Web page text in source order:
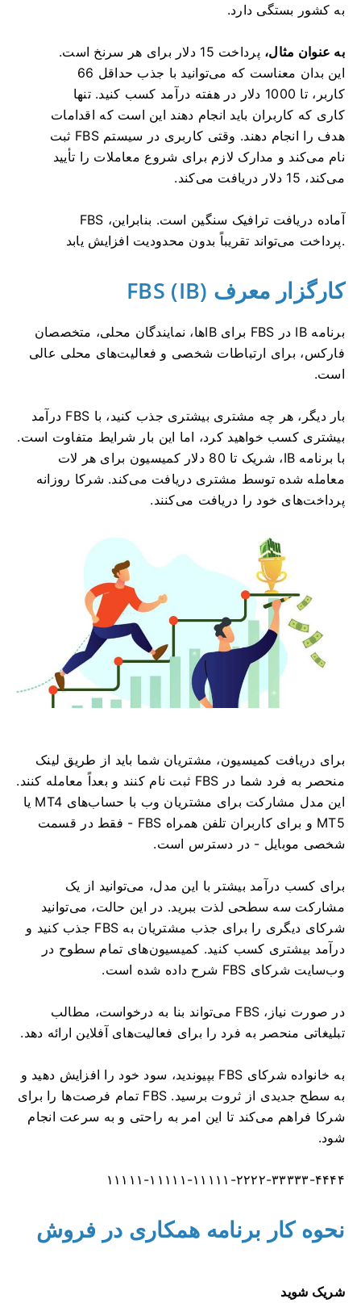
به کشور بستگی دارد.
به عنوان مثال،
پرداخت 15 دلار برای هر سرنخ است.
این بدان معناست که می‌توانید با جذب حداقل 66
کاربر، تا 1000 دلار در هفته درآمد کسب کنید. تنها
کاری که کاربران باید انجام دهند این است که اقدامات
هدف را انجام دهند. وقتی کاربری در سیستم FBS ثبت
نام می‌کند و مدارک لازم برای شروع معاملات را تأیید
می‌کند، 15 دلار دریافت می‌کند.
FBS آماده دریافت ترافیک سنگین است. بنابراین،
پرداخت می‌تواند تقریباً بدون محدودیت افزایش یابد.
کارگزار معرف FBS (IB)
برنامه IB در FBS برای IBها، نمایندگان محلی، متخصصان
فارکس، برای ارتباطات شخصی و فعالیت‌های محلی عالی
است.
بار دیگر، هر چه مشتری بیشتری جذب کنید، با FBS درآمد
بیشتری کسب خواهید کرد، اما این بار شرایط متفاوت است.
با برنامه IB، شریک تا 80 دلار کمیسیون برای هر لات
معامله شده توسط مشتری دریافت می‌کند. شرکا روزانه
پرداخت‌های خود را دریافت می‌کنند.
برای دریافت کمیسیون، مشتریان شما باید از طریق لینک
منحصر به فرد شما در FBS ثبت نام کنند و بعداً معامله کنند.
این مدل مشارکت برای مشتریان وب با حساب‌های MT4 یا
MT5 و برای کاربران تلفن همراه FBS - فقط در قسمت
شخصی موبایل - در دسترس است.
برای کسب درآمد بیشتر با این مدل، می‌توانید از یک
مشارکت سه سطحی لذت ببرید. در این حالت، می‌توانید
شرکای دیگری را برای جذب مشتریان به FBS جذب کنید و
درآمد بیشتری کسب کنید. کمیسیون‌های تمام سطوح در
وب‌سایت شرکای FBS شرح داده شده است.
در صورت نیاز، FBS می‌تواند بنا به درخواست، مطالب
تبلیغاتی منحصر به فرد را برای فعالیت‌های آفلاین ارائه دهد.
به خانواده شرکای FBS بپیوندید، سود خود را افزایش دهید و
به سطح جدیدی از ثروت برسید. FBS تمام فرصت‌ها را برای
شرکا فراهم می‌کند تا این امر به راحتی و به سرعت انجام
شود.
۱۱۱۱۱-۱۱۱۱۱-۱۱۱۱۱-۲۲۲۲-۳۳۳۳۳-۴۴۴۴
نحوه کار برنامه همکاری در فروش
شریک شوید